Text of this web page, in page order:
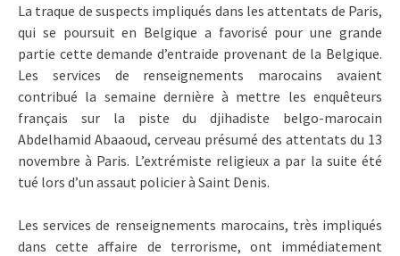
La traque de suspects impliqués dans les attentats de Paris,
qui se poursuit en Belgique a favorisé pour une grande
partie cette demande d’entraide provenant de la Belgique.
Les services de renseignements marocains avaient
contribué la semaine dernière à mettre les enquêteurs
français sur la piste du djihadiste belgo-marocain
Abdelhamid Abaaoud, cerveau présumé des attentats du 13
novembre à Paris. L’extrémiste religieux a par la suite été
tué lors d’un assaut policier à Saint Denis.
Les services de renseignements marocains, très impliqués
dans cette affaire de terrorisme, ont immédiatement